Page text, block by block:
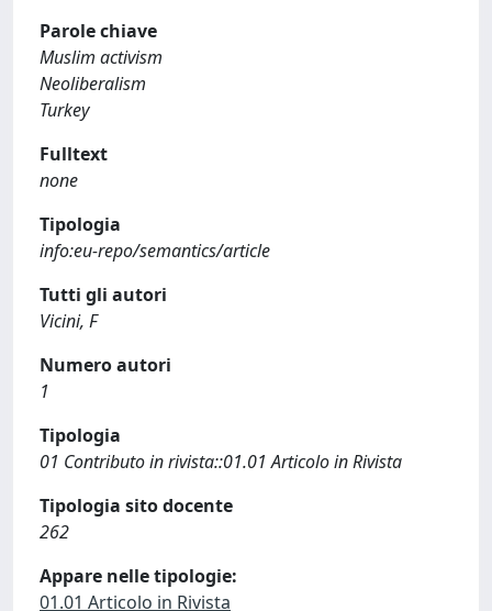
Parole chiave
Muslim activism
Neoliberalism
Turkey
Fulltext
none
Tipologia
info:eu-repo/semantics/article
Tutti gli autori
Vicini, F
Numero autori
1
Tipologia
01 Contributo in rivista::01.01 Articolo in Rivista
Tipologia sito docente
262
Appare nelle tipologie:
01.01 Articolo in Rivista